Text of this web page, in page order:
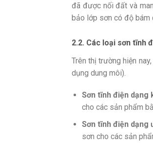
đã được nối đất và
bảo lớp sơn có độ bám
2.2. Các loại sơn tĩnh
Trên thị trường hiện
dụng dung môi).
Sơn tĩnh điện dạng
cho các sản phẩm
Sơn tĩnh điện dạng
sơn cho các sản